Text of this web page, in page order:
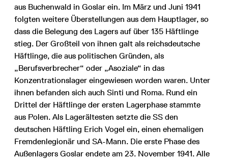
aus Buchenwald in Goslar ein. Im März und Juni 1941
folgten weitere Überstellungen aus dem Hauptlager, so
dass die Belegung des Lagers auf über 135 Häftlinge
stieg. Der Großteil von ihnen galt als reichsdeutsche
Häftlinge, die aus politischen Gründen, als
„Berufsverbrecher“ oder „Asoziale“ in das
Konzentrationslager eingewiesen worden waren. Unter
ihnen befanden sich auch Sinti und Roma. Rund ein
Drittel der Häftlinge der ersten Lagerphase stammte
aus Polen. Als Lagerältesten setzte die SS den
deutschen Häftling Erich Vogel ein, einen ehemaligen
Fremdenlegionär und SA-Mann. Die erste Phase des
Außenlagers Goslar endete am 23. November 1941. Alle